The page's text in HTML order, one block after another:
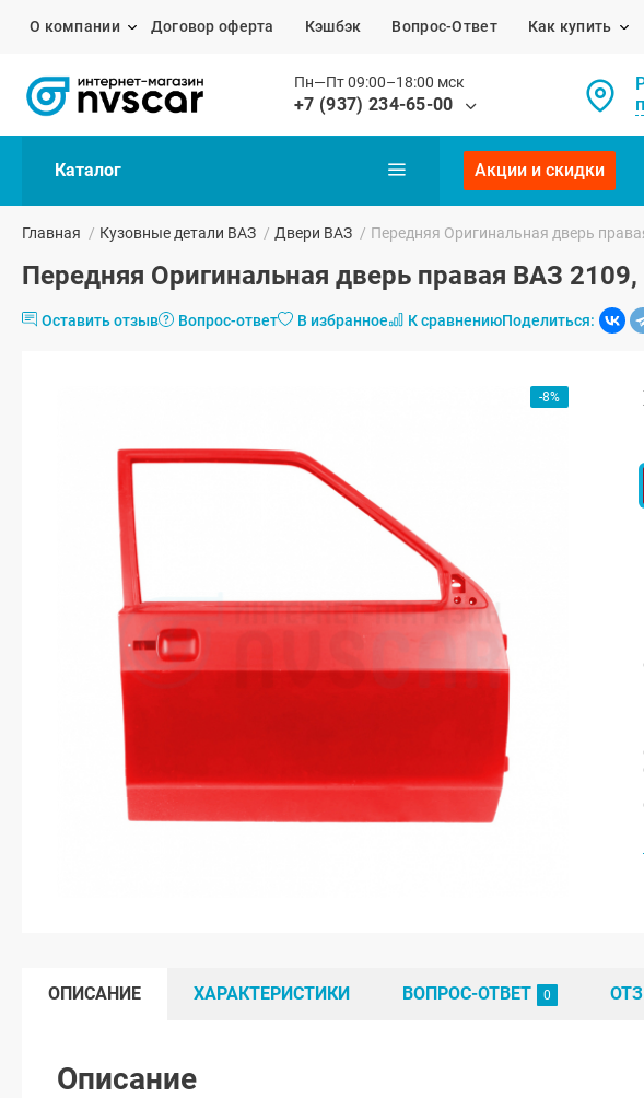
О компании Договор оферта Кэшбэк Вопрос-Ответ Как купить
Пн—Пт 09:00–18:00 мск
+7 (937) 234-65-00
Каталог Акции и скидки
Главная / Кузовные детали ВАЗ / Двери ВАЗ / Передняя Оригинальная дверь
Передняя Оригинальная дверь правая ВАЗ
Оставить отзыв Вопрос-ответ В избранное К сравнениюПоделиться:
-8%
ОПИСАНИЕ ХАРАКТЕРИСТИКИ ВОПРОС-ОТВЕТ
Описание